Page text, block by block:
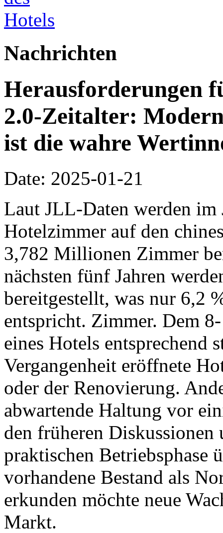
Nachrichten
Herausforderungen
2.0-Zeitalter:
ist die wahre
Date: 2025-01-21
Laut JLL-Daten werden im
Hotelzimmer auf den
3,782 Millionen Zimmer
nächsten fünf Jahren
bereitgestellt, was nur 6,2
entspricht. Zimmer. Dem
eines Hotels entsprechend
Vergangenheit eröffnete
oder der Renovierung.
abwartende Haltung vor
den früheren
praktischen Betriebsphase
vorhandene Bestand als
erkunden möchte neue
Markt.